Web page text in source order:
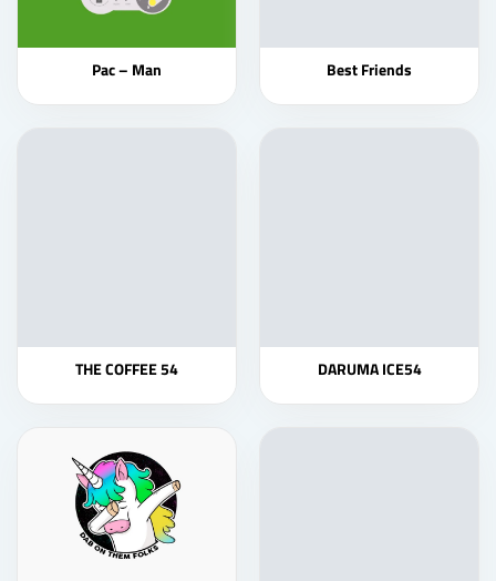
Pac – Man Best Friends
THE COFFEE 54 DARUMA ICE54